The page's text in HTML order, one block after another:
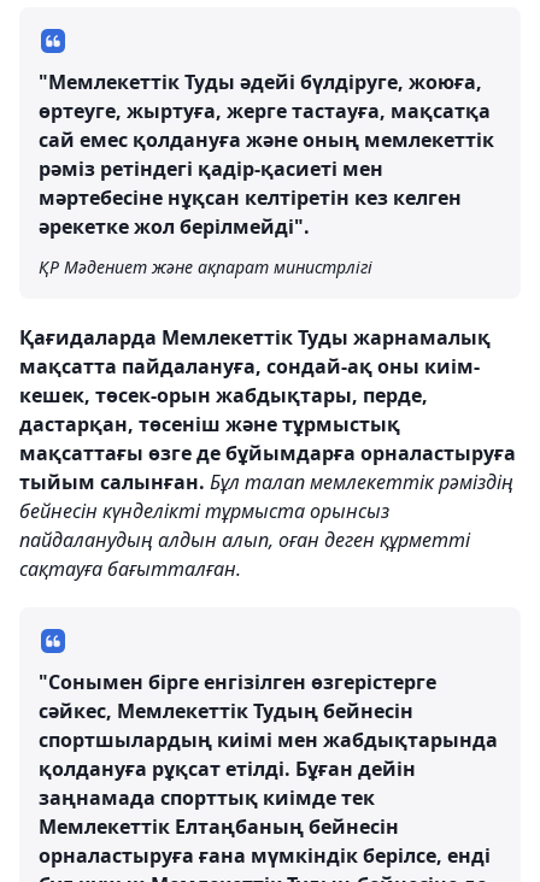
"Мемлекеттік Туды әдейі бүлдіруге, жоюға,
өртеуге, жыртуға, жерге тастауға, мақсатқа
сай емес қолдануға және оның мемлекеттік
рәміз ретіндегі қадір-қасиеті мен
мәртебесіне нұқсан келтіретін кез келген
әрекетке жол берілмейді".
ҚР Мәдениет және ақпарат министрлігі
Қағидаларда Мемлекеттік Туды жарнамалық
мақсатта пайдалануға, сондай-ақ оны киім-
кешек, төсек-орын жабдықтары, перде,
дастарқан, төсеніш және тұрмыстық
мақсаттағы өзге де бұйымдарға орналастыруға
тыйым салынған. Бұл талап мемлекеттік рәміздің
бейнесін күнделікті тұрмыста орынсыз
пайдаланудың алдын алып, оған деген құрметті
сақтауға бағытталған.
"Сонымен бірге енгізілген өзгерістерге
сәйкес, Мемлекеттік Тудың бейнесін
спортшылардың киімі мен жабдықтарында
қолдануға рұқсат етілді. Бұған дейін
заңнамада спорттық киімде тек
Мемлекеттік Елтаңбаның бейнесін
орналастыруға ғана мүмкіндік берілсе, енді